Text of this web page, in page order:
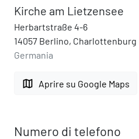
Kirche am Lietzensee
Herbartstraße 4-6
14057 Berlino, Charlottenburg
Germania
map Aprire su Google Maps
Numero di telefono